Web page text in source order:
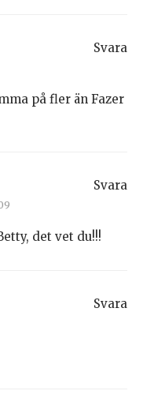
på fler än Fazer
Svara
det vet du!!!
Svara
Svara